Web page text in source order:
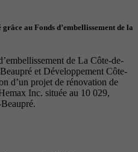
au Fonds d’embellissement de la
de La Côte-de-
et Développement Côte-
d’un projet de rénovation de
Inc. située au 10 029,